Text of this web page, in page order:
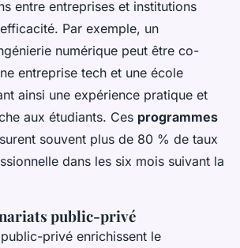
entre entreprises et institutions
Par exemple, un
numérique peut être co-
entreprise tech et une école
ainsi une expérience pratique et
aux étudiants. Ces programmes
souvent plus de 80 % de taux
dans les six mois suivant la
public-privé
privé enrichissent le